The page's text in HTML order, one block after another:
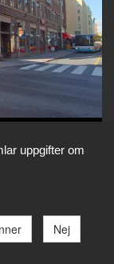
uppgifter om
Nej